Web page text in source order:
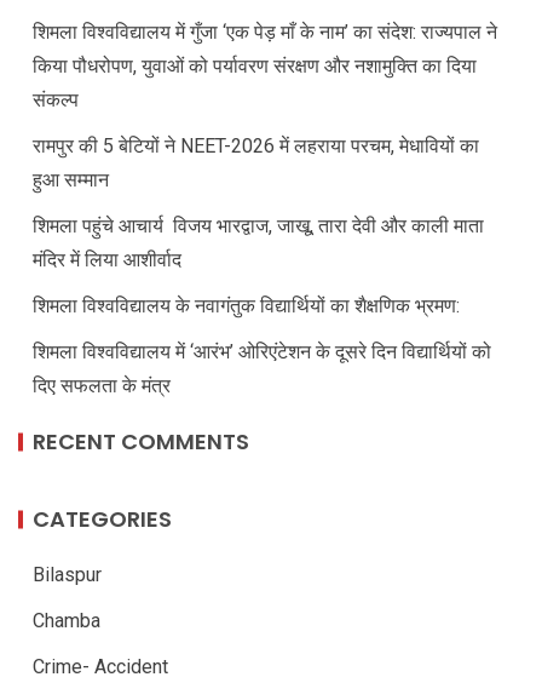
शिमला विश्वविद्यालय में गुँजा ‘एक पेड़ माँ के नाम’ का संदेश: राज्यपाल ने
किया पौधरोपण, युवाओं को पर्यावरण संरक्षण और नशामुक्ति का दिया
संकल्प
रामपुर की 5 बेटियों ने NEET-2026 में लहराया परचम, मेधावियों का
हुआ सम्मान
शिमला पहुंचे आचार्य विजय भारद्वाज, जाखू, तारा देवी और काली माता
मंदिर में लिया आशीर्वाद
शिमला विश्वविद्यालय के नवागंतुक विद्यार्थियों का शैक्षणिक भ्रमण:
शिमला विश्वविद्यालय में ‘आरंभ’ ओरिएंटेशन के दूसरे दिन विद्यार्थियों को
दिए सफलता के मंत्र
RECENT COMMENTS
CATEGORIES
Bilaspur
Chamba
Crime- Accident